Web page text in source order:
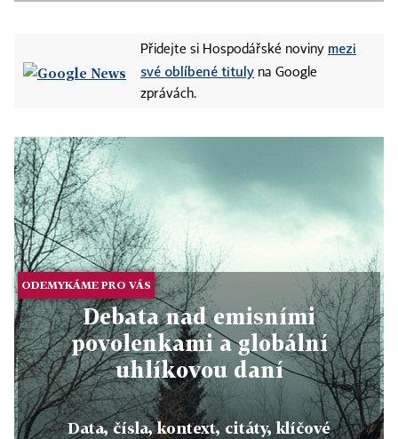
Přidejte si Hospodářské noviny mezi
své oblíbené tituly na Google
zprávách.
ODEMYKÁME PRO VÁS
Debata nad emisními
povolenkami a globální
uhlíkovou daní
Data, čísla, kontext, citáty, klíčové